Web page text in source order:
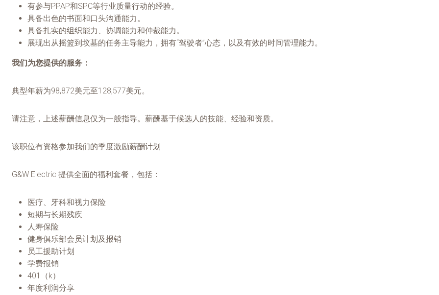
有参与PPAP和SPC等行业质量行动的经验。
具备出色的书面和口头沟通能力。
具备扎实的组织能力、协调能力和仲裁能力。
展现出从摇篮到坟墓的任务主导能力，拥有“驾驶者”心态，以及有效的时间管理能力。
我们为您提供的服务：
典型年薪为98,872美元至128,577美元。
请注意，上述薪酬信息仅为一般指导。薪酬基于候选人的技能、经验和资质。
该职位有资格参加我们的季度激励薪酬计划
G&W Electric 提供全面的福利套餐，包括：
医疗、牙科和视力保险
短期与长期残疾
人寿保险
健身俱乐部会员计划及报销
员工援助计划
学费报销
401（k）
年度利润分享